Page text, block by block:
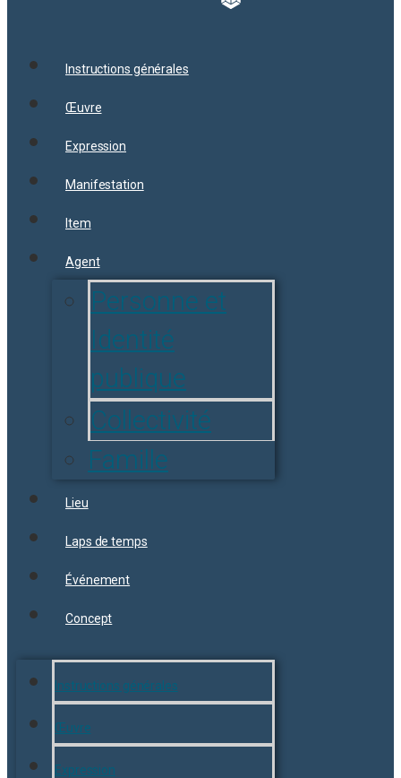
Instructions générales
Œuvre
Expression
Manifestation
Item
Agent
Personne et
Identité
publique
Collectivité
Famille
Lieu
Laps de temps
Événement
Concept
Instructions générales
Œuvre
Expression